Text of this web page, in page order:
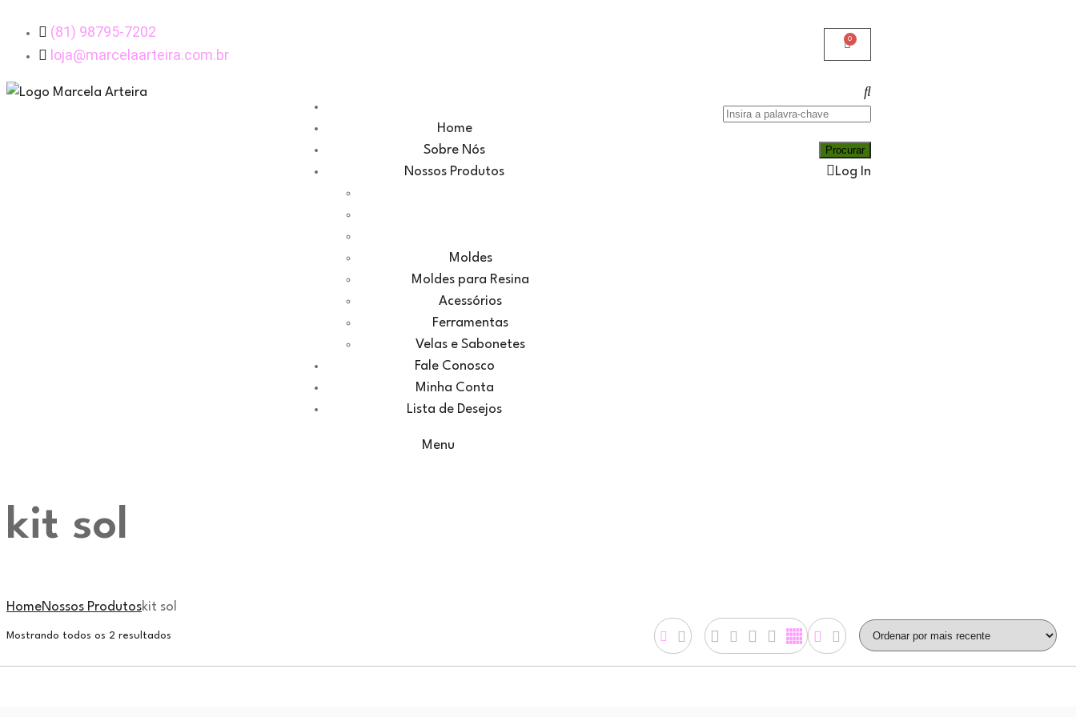
(81) 98795-7202
loja@marcelaarteira.com.br
Home
Sobre Nós
Nossos Produtos
Moldes
Moldes para Resina
Acessórios
Ferramentas
Velas e Sabonetes
Fale Conosco
Minha Conta
Lista de Desejos
Menu
Log In
kit sol
HomeNossos Produtoskit sol
Mostrando todos os 2 resultados